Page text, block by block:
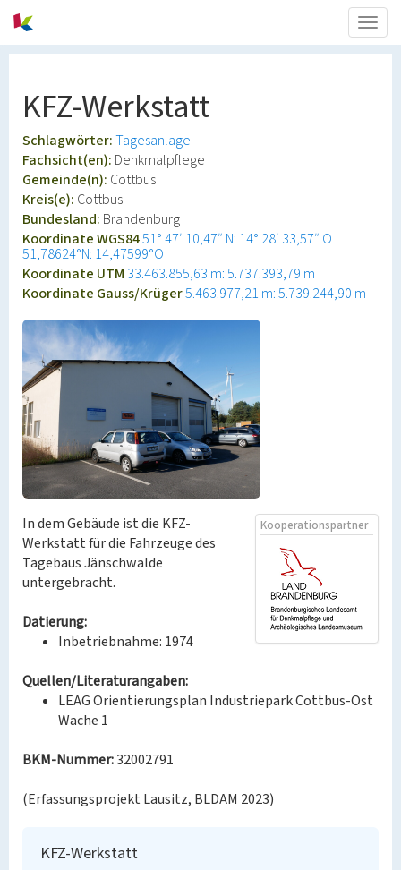
KFZ-Werkstatt
Schlagwörter:Tagesanlage
Fachsicht(en): Denkmalpflege
Gemeinde(n): Cottbus
Kreis(e): Cottbus
Bundesland: Brandenburg
Koordinate WGS8451° 47′ 10,47″ N: 14° 28′ 33,57″ O
51,78624°N: 14,47599°O
Koordinate UTM 33.463.855,63 m: 5.737.393,79 m
Koordinate Gauss/Krüger5.463.977,21 m: 5.739.244,90 m
Kooperationspartner
In dem Gebäude ist die KFZ-
Werkstatt für die Fahrzeuge des
Tagebaus Jänschwalde
untergebracht.
Datierung:
Inbetriebnahme: 1974
Quellen/Literaturangaben:
LEAG Orientierungsplan Industriepark Cottbus-Ost
Wache 1
BKM-Nummer:32002791
(Erfassungsprojekt Lausitz, BLDAM 2023)
KFZ-Werkstatt